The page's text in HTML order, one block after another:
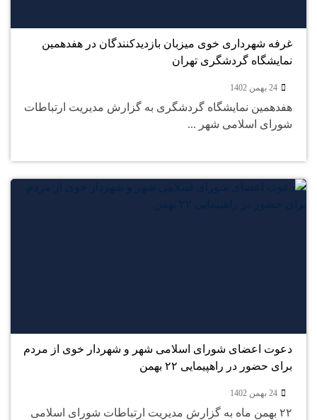
غرفه شهرداری خوی میزبان بازدیدکنندگان در هفدهمین
نمایشگاه گردشگری تهران
24 بهمن 1402
هفدهمین نمایشگاه گردشگری به گزارش مدیریت ارتباطات
شورای اسلامی شهر ...
دعوت اعضای شورای اسلامی شهر و شهردار خوی از مردم
برای حضور در راهپیمایی ۲۲ بهمن
24 بهمن 1402
۲۲ بهمن ماه به گزارش مدیریت ارتباطات شورای اسلامی